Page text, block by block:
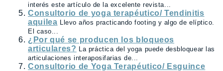
interés este artículo de la excelente revista...
Consultorio de yoga terapéutico/ Tendinitis
aquilea Llevo años practicando footing y algo de elíptico.
El caso...
¿Por qué se producen los bloqueos
articulares? La práctica del yoga puede desbloquear las
articulaciones interaposifarias de...
Consultorio de Yoga Terapéutico/ Esguince